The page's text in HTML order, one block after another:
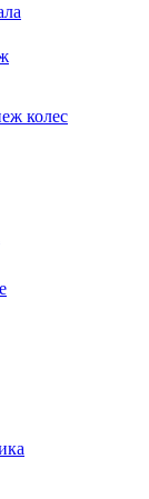
колес